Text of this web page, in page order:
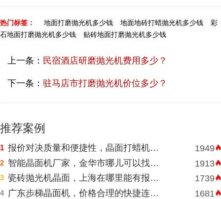
热门标签： 地面打磨抛光机多少钱 地面地砖打蜡抛光机多少钱
彩
石地面打磨抛光机多少钱
贴砖地面打磨抛光机多少钱
上一条： 民宿酒店研磨抛光机费用多少？
下一条： 驻马店市打磨抛光机价位多少？
推荐案例
1 报价对决质量和便捷性，晶面打蜡机河南挑选需明智判断 1949
2 智能晶面机厂家，金华市哪儿可以找到价格表合理水磨石晶面机？ 1913
3 瓷砖抛光机晶面，上海在哪里能有报价合理高速晶面机？ 1739
4 广东步梯晶面机，价格合理的快捷连锁酒店水磨石晶面机 1681